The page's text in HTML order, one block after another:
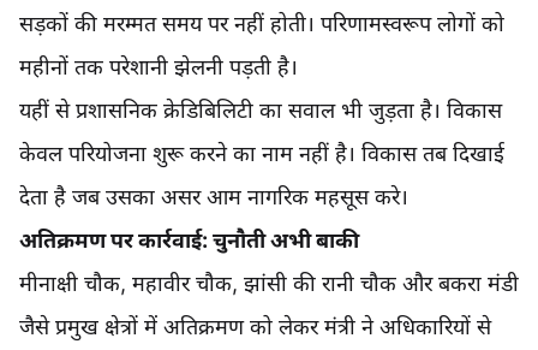
सड़कों की मरम्मत समय पर नहीं होती। परिणामस्वरूप लोगों को
महीनों तक परेशानी झेलनी पड़ती है।
यहीं से प्रशासनिक क्रेडिबिलिटी का सवाल भी जुड़ता है। विकास
केवल परियोजना शुरू करने का नाम नहीं है। विकास तब दिखाई
देता है जब उसका असर आम नागरिक महसूस करे।
अतिक्रमण पर कार्रवाई: चुनौती अभी बाकी
मीनाक्षी चौक, महावीर चौक, झांसी की रानी चौक और बकरा मंडी
जैसे प्रमुख क्षेत्रों में अतिक्रमण को लेकर मंत्री ने अधिकारियों से